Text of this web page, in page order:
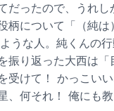
だったので、うれし
柄について「（純
うな人。純くんの
振り返った大西は「
受けて！ かっこいい
、何それ！ 俺にも